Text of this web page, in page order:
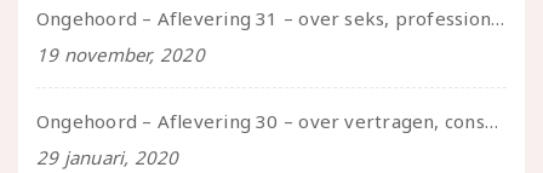
Ongehoord – Aflevering 31 – over seks, professioneel en persoonlijk, een gesprek met Marije
19 november, 2020
Ongehoord – Aflevering 30 – over vertragen, consent en negatieve gevoelens met Meg-John Barker
29 januari, 2020